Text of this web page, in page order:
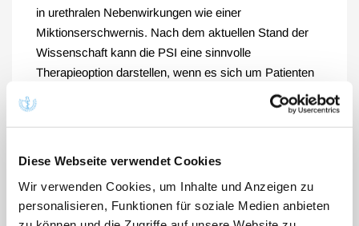
Diese Webseite verwendet Cookies
Wir verwenden Cookies, um Inhalte und Anzeigen zu
personalisieren, Funktionen für soziale Medien anbieten
in urethralen Nebenwirkungen wie einer
Miktionserschwernis. Nach dem aktuellen Stand der
Wissenschaft kann die PSI eine sinnvolle
Therapieoption darstellen, wenn es sich um Patienten
mit lokal begrenztem Prostatakarzinom und günstigen
(in: Deutsches Ärzteblatt 102, Heft 39 (30.09.2005),
Seite A-2656)